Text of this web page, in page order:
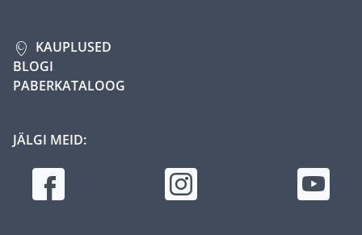
KAUPLUSED
BLOGI
PABERKATALOOG
JÄLGI MEID: